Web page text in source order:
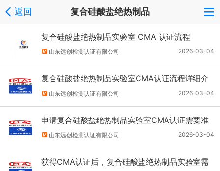
返回 复合硅酸盐绝热制品
复合硅酸盐绝热制品实验室 CMA 认证流程
2026-03-04
山东远创检测认证有限公司
复合硅酸盐绝热制品实验室CMA认证流程详细介
绍一下
2026-03-04
山东远创检测认证有限公司
申请复合硅酸盐绝热制品实验室CMA认证需要准
备哪些材料？
2026-03-04
山东远创检测认证有限公司
获得CMA认证后，复合硅酸盐绝热制品实验室需